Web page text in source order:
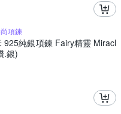
項鍊
925純銀項鍊 Fairy精靈 Miracl
.銀)